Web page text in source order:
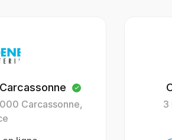
Figeac
Figeac
4